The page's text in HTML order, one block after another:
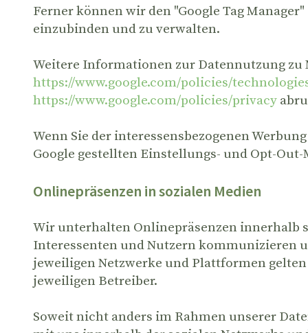
Ferner können wir den "Google Tag
einzubinden und zu verwalten.
Weitere Informationen zur Datennutzung zu
https://www.google.com/policies/
https://www.google.com/policies/privacy
Wenn Sie der interessensbezogenen
Google gestellten Einstellungs- und Opt-
Onlinepräsenzen in sozialen Medien
Wir unterhalten Onlinepräsenzen innerhalb
Interessenten und Nutzern kommunizieren
jeweiligen Netzwerke und Plattformen
jeweiligen Betreiber.
Soweit nicht anders im Rahmen unserer